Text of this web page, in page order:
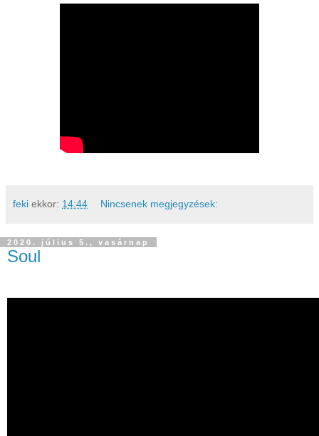
feki ekkor: 14:44 Nincsenek megjegyzések:
2020. július 5., vasárnap
Soul